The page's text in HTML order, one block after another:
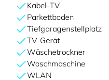
Kabel-TV
Parkettboden
Tiefgaragenstellplatz
TV-Gerät
Wäschetrockner
Waschmaschine
WLAN